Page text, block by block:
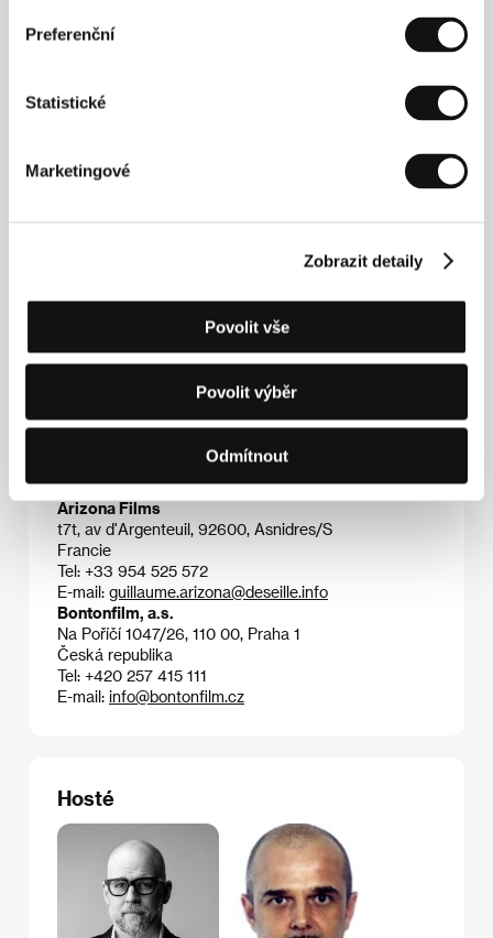
Preferenční
Statistické
Marketingové
Zobrazit detaily
Povolit vše
Povolit výběr
Odmítnout
absolvoval i pražskou FAMU, obor dokumentární
tvorba. Natočil několik krátkometrážních filmů včetně
příteli Olgy Hepnarové Miroslavu Davidovi. Snímek
školu filmovou v Písku, absolvoval i pražskou FAMU,
obor scenáristika a dramaturgie. Napsal několik
je jeho celovečerní režijní debut.
Kontakty
Vlkova 17, 13000, Praha 3
Tel: +420 230 234 313
E-mail:info@frame100r.com
Arizona Films
t7t, av d'Argenteuil, 92600, Asnidres/S
Francie
Tel: +33 954 525 572
E-mail: guillaume.arizona@deseille.info
Bontonfilm, a.s.
Na Poříčí 1047/26, 110 00, Praha 1
Česká republika
Tel: +420 257 415 111
E-mail: info@bontonfilm.cz
Hosté